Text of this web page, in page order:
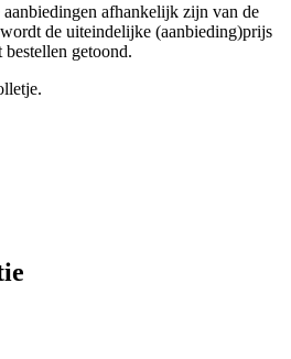
aanbiedingen afhankelijk zijn van de
de uiteindelijke (aanbieding)prijs
bestellen getoond.